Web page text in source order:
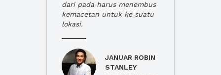
dari pada harus menembus
kemacetan untuk ke suatu
lokasi.
JANUAR ROBIN
STANLEY